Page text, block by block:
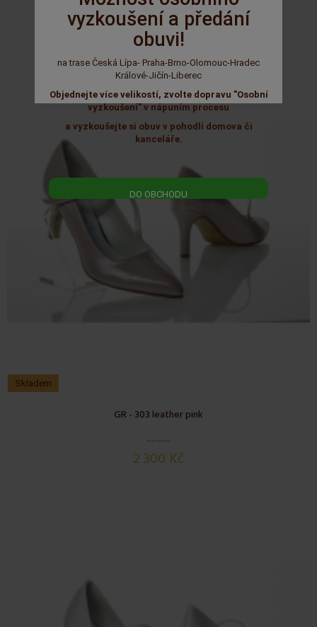
vyzkoušení a předání
obuvi!
na trase Česká Lípa- Praha-Brno-Olomouc-Hradec
Králové-Jičín-Liberec
Objednejte více velikostí, zvolte dopravu "Osobní
vyzkoušení" v nápuním procesu
a vyzkoušejte si obuv v pohodlí domova či
kanceláře.
DO OBCHODU
1 490 Kč1 790 Kč
GR - 303 leather pink
2 300 Kč
Skladem